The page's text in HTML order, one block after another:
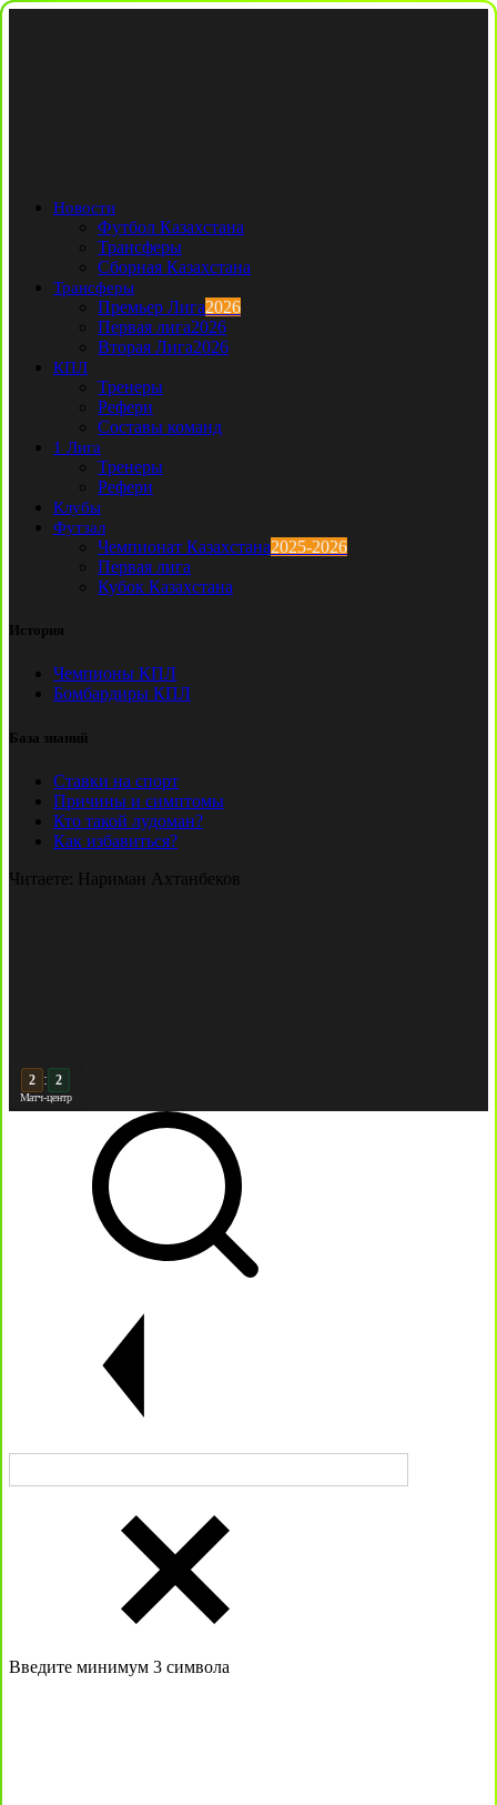
Новости
Футбол Казахстана
Трансферы
Сборная Казахстана
Трансферы
Премьер Лига2026
Первая лига2026
Вторая Лига2026
КПЛ
Тренеры
Рефери
Составы команд
1 Лига
Тренеры
Рефери
Клубы
Футзал
Чемпионат Казахстана2025-2026
Первая лига
Кубок Казахстана
История
Чемпионы КПЛ
Бомбардиры КПЛ
База знаний
Ставки на спорт
Причины и симптомы
Кто такой лудоман?
Как избавиться?
Читаете: Нариман Ахтанбеков
3 :
Матч-центр
Введите минимум 3 символа